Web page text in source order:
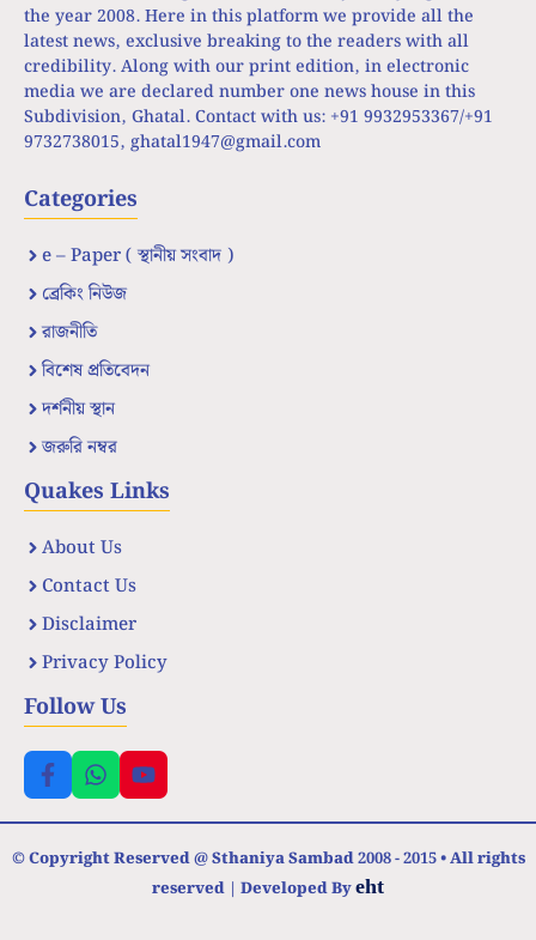
the year 2008. Here in this platform we provide all the
latest news, exclusive breaking to the readers with all
credibility. Along with our print edition, in electronic
media we are declared number one news house in this
Subdivision, Ghatal. Contact with us: +91 9932953367/+91
9732738015, ghatal1947@gmail.com
Categories
e – Paper ( স্থানীয় সংবাদ )
ব্রেকিং নিউজ
রাজনীতি
বিশেষ প্রতিবেদন
দর্শনীয় স্থান
জরুরি নম্বর
Quakes Links
About Us
Contact Us
Disclaimer
Privacy Policy
Follow Us
© Copyright Reserved @ Sthaniya Sambad 2008 - 2015 • All rights
reserved | Developed Byeht